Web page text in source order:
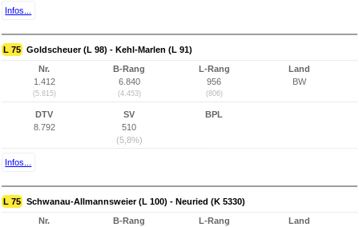
Infos...
L 75 Goldscheuer (L 98) - Kehl-Marlen (L 91)
Nr.
1.412
(5.815)
B-Rang
6.840
(4.453)
L-Rang
956
(806)
Land
BW
DTV
8.792
SV
510
(5,8%)
BPL
Infos...
L 75 Schwanau-Allmannsweier (L 100) - Neuried (K 5330)
Nr.
B-Rang
L-Rang
Land